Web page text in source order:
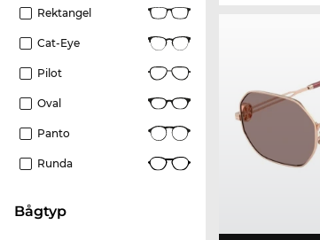
Rektangel
Cat-Eye
Pilot
Oval
Panto
Runda
Bågtyp